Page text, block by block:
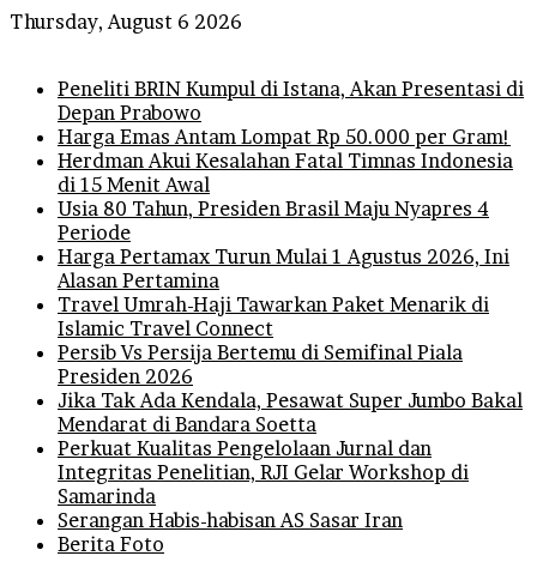
Thursday, August 6 2026
Peneliti BRIN Kumpul di Istana, Akan Presentasi di
Depan Prabowo
Harga Emas Antam Lompat Rp 50.000 per Gram!
Herdman Akui Kesalahan Fatal Timnas Indonesia
di 15 Menit Awal
Usia 80 Tahun, Presiden Brasil Maju Nyapres 4
Periode
Harga Pertamax Turun Mulai 1 Agustus 2026, Ini
Alasan Pertamina
Travel Umrah-Haji Tawarkan Paket Menarik di
Islamic Travel Connect
Persib Vs Persija Bertemu di Semifinal Piala
Presiden 2026
Jika Tak Ada Kendala, Pesawat Super Jumbo Bakal
Mendarat di Bandara Soetta
Perkuat Kualitas Pengelolaan Jurnal dan
Integritas Penelitian, RJI Gelar Workshop di
Samarinda
Serangan Habis-habisan AS Sasar Iran
Berita Foto